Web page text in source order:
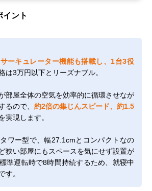
イント
サーキュレーター機能も搭載し、1台3役
は3万円以下とリーズナブル。
部屋全体の空気を効率的に循環させなが
るので、 約2倍の集じんスピード、約1.5
実現します。
ワー型で、幅27.1cmとコンパクトなの
狭い部屋にもスペースを気にせず設置が
準運転時で8時間持続するため、就寝中
す。